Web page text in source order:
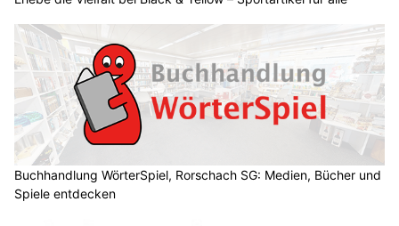
Buchhandlung WörterSpiel, Rorschach SG: Medien, Bücher und
Spiele entdecken